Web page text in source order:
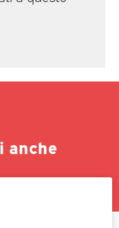
anche